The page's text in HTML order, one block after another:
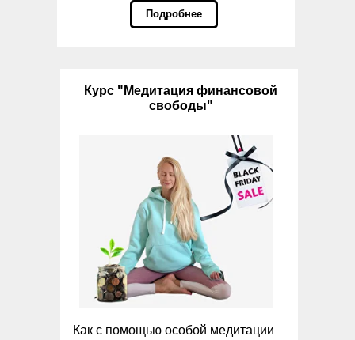
Курс "Медитация финансовой
свободы"
Подробнее
Как с помощью особой медитации